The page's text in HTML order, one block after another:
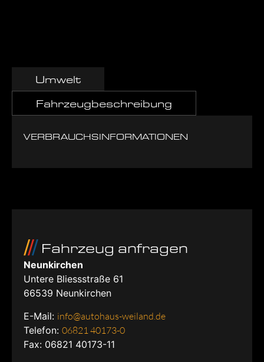
Umwelt
Fahrzeugbeschreibung
VERBRAUCHSINFORMATIONEN
Fahrzeug anfragen
Neunkirchen
Untere Bliessstraße 61
66539 Neunkirchen
E-Mail: info@autohaus-weiland.de
Telefon: 06821 40173-0
Fax: 06821 40173-11